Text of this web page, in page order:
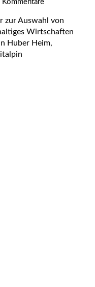
Kommentare
zur Auswahl von
Wirtschaften
Huber Heim,